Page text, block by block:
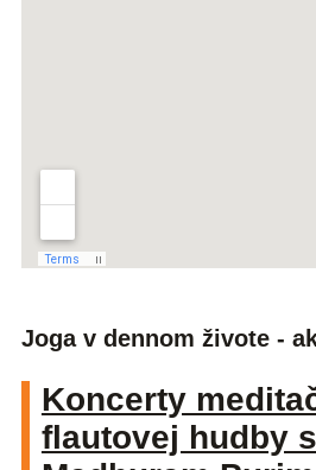
Joga v dennom živote -
Koncerty
flautovej hudby